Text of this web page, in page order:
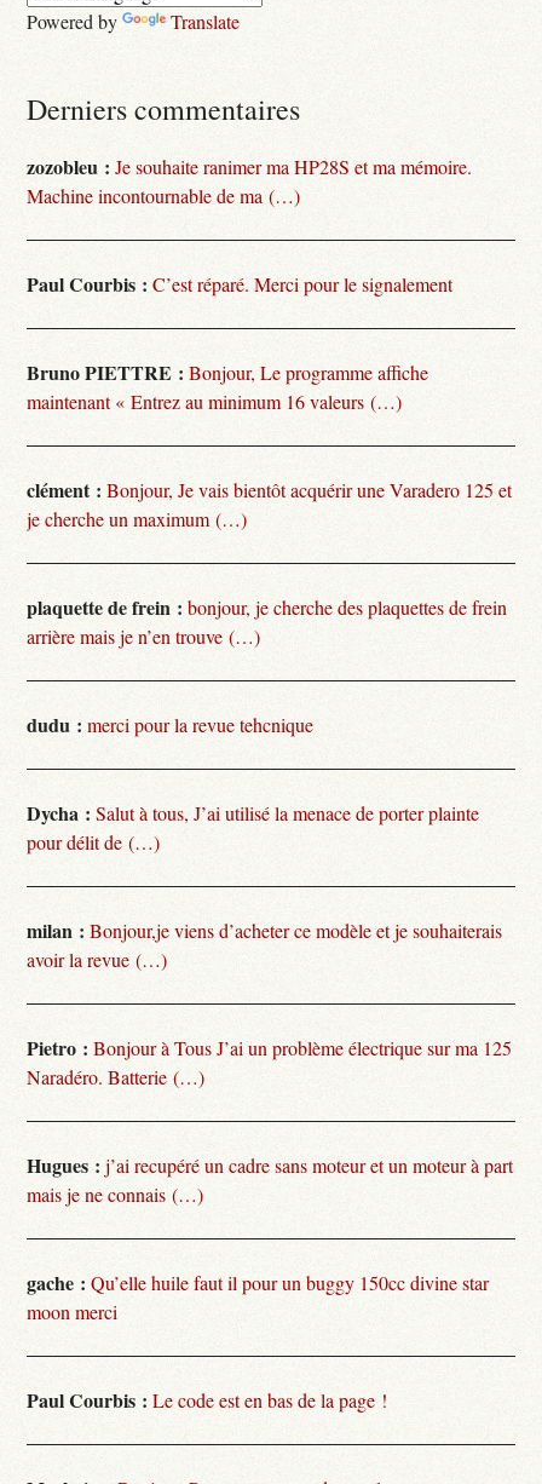
Powered by Translate
Derniers commentaires
zozobleu : Je souhaite ranimer ma HP28S et ma mémoire.
Machine incontournable de ma (…)
Paul Courbis : C’est réparé. Merci pour le signalement
Bruno PIETTRE : Bonjour, Le programme affiche
maintenant « Entrez au minimum 16 valeurs (…)
clément : Bonjour, Je vais bientôt acquérir une Varadero 125 et
je cherche un maximum (…)
plaquette de frein : bonjour, je cherche des plaquettes de frein
arrière mais je n’en trouve (…)
dudu : merci pour la revue tehcnique
Dycha : Salut à tous, J’ai utilisé la menace de porter plainte
pour délit de (…)
milan : Bonjour,je viens d’acheter ce modèle et je souhaiterais
avoir la revue (…)
Pietro : Bonjour à Tous J’ai un problème électrique sur ma 125
Naradéro. Batterie (…)
Hugues : j’ai recupéré un cadre sans moteur et un moteur à part
mais je ne connais (…)
gache : Qu’elle huile faut il pour un buggy 150cc divine star
moon merci
Paul Courbis : Le code est en bas de la page !